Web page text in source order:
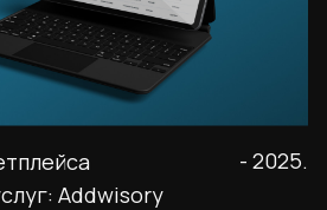
Addwisory
- 2025.